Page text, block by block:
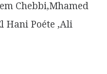
Chebbi,Mhamed
Hani Poéte ,Ali